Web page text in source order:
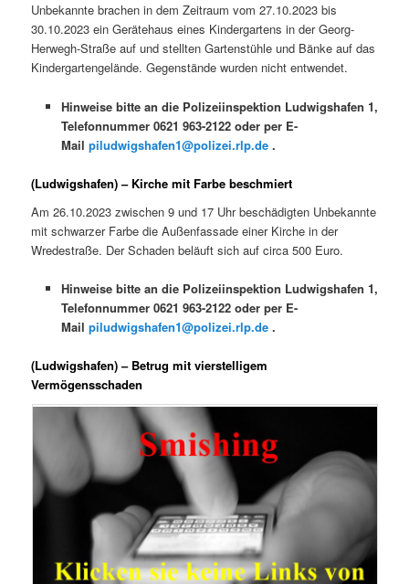
Unbekannte brachen in dem Zeitraum vom 27.10.2023 bis
30.10.2023 ein Gerätehaus eines Kindergartens in der Georg-
Herwegh-Straße auf und stellten Gartenstühle und Bänke auf das
Kindergartengelände. Gegenstände wurden nicht entwendet.
Hinweise bitte an die Polizeiinspektion Ludwigshafen 1,
Telefonnummer 0621 963-2122 oder per E-
Mail piludwigshafen1@polizei.rlp.de.
(Ludwigshafen) – Kirche mit Farbe beschmiert
Am 26.10.2023 zwischen 9 und 17 Uhr beschädigten Unbekannte
mit schwarzer Farbe die Außenfassade einer Kirche in der
Wredestraße. Der Schaden beläuft sich auf circa 500 Euro.
Hinweise bitte an die Polizeiinspektion Ludwigshafen 1,
Telefonnummer 0621 963-2122 oder per E-
Mail piludwigshafen1@polizei.rlp.de.
(Ludwigshafen) – Betrug mit vierstelligem
Vermögensschaden